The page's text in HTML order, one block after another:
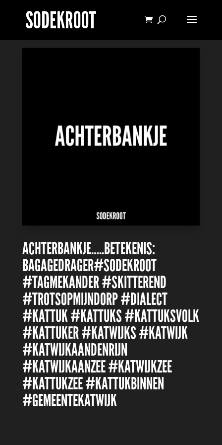
ACHTERBANKJE…..BETEKENIS:
BAGAGEDRAGER#SODEKROOT
#TAGMEKANDER #SKITTEREND
#TROTSOPMIJNDORP #DIALECT
#KATTUK #KATTUKS #KATTUKSVOLK
#KATTUKER #KATWIJKS #KATWIJK
#KATWIJKAANDENRIJN
#KATWIJKAANZEE #KATWIJKZEE
#KATTUKZEE #KATTUKBINNEN
#GEMEENTEKATWIJK